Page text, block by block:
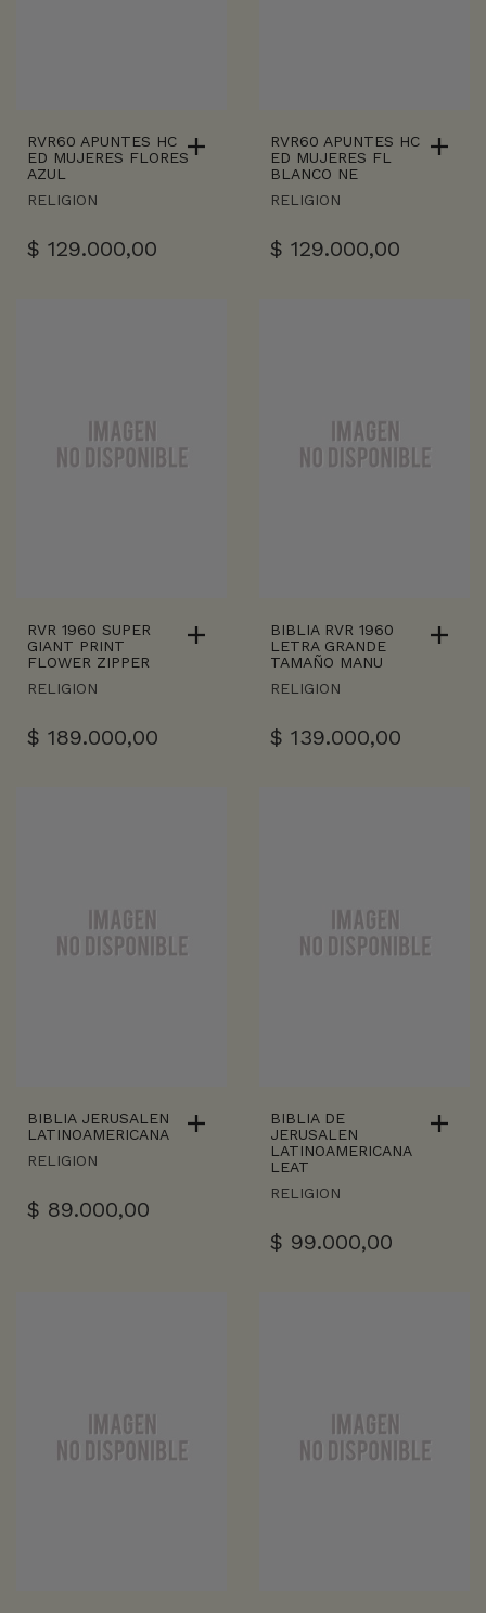
RVR60 APUNTES HC
ED MUJERES FLORES
AZUL
RELIGION
$ 129.000,00
RVR60 APUNTES HC
ED MUJERES FL
BLANCO NE
RELIGION
$ 129.000,00
RVR 1960 SUPER
GIANT PRINT
FLOWER ZIPPER
RELIGION
$ 189.000,00
BIBLIA RVR 1960
LETRA GRANDE
TAMAÑO MANU
RELIGION
$ 139.000,00
BIBLIA JERUSALEN
LATINOAMERICANA
RELIGION
$ 89.000,00
BIBLIA DE
JERUSALEN
LATINOAMERICANA
LEAT
RELIGION
$ 99.000,00